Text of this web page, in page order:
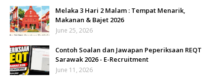
Melaka 3 Hari 2 Malam : Tempat Menarik,
Makanan & Bajet 2026
June 25, 2026
Contoh Soalan dan Jawapan Peperiksaan REQT
Sarawak 2026 - E-Recruitment
June 11, 2026